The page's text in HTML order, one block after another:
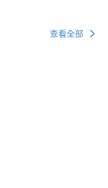
查看全部